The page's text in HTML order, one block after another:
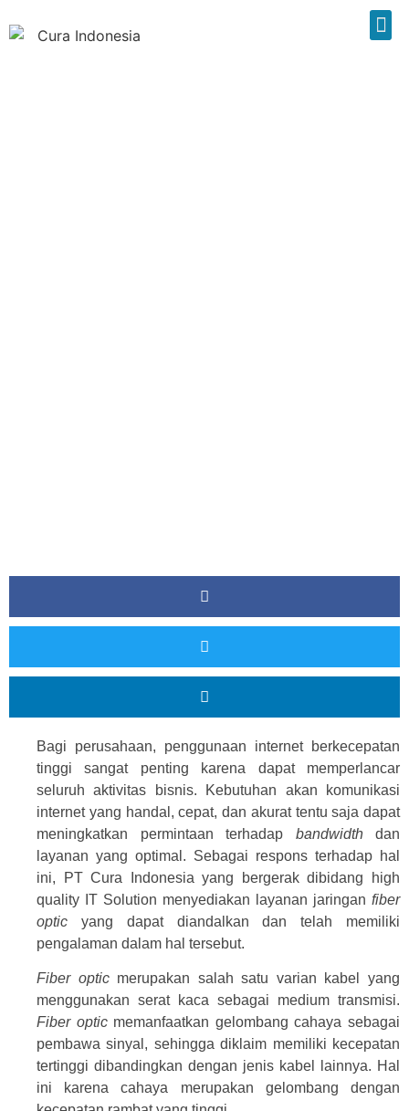
Bagi perusahaan, penggunaan internet berkecepatan
tinggi sangat penting karena dapat memperlancar
seluruh aktivitas bisnis. Kebutuhan akan komunikasi
internet yang handal, cepat, dan akurat tentu saja dapat
meningkatkan permintaan terhadap bandwidthdan
layanan yang optimal. Sebagai respons terhadap hal
ini, PT Cura Indonesia yang bergerak dibidang high
quality IT Solution menyediakan layanan jaringan fiber
optic yang dapat diandalkan dan telah memiliki
pengalaman dalam hal tersebut.
Fiber opticmerupakan salah satu varian kabel yang
menggunakan serat kaca sebagai medium transmisi.
Fiber opticmemanfaatkan gelombang cahaya sebagai
pembawa sinyal, sehingga diklaim memiliki kecepatan
tertinggi dibandingkan dengan jenis kabel lainnya. Hal
ini karena cahaya merupakan gelombang dengan